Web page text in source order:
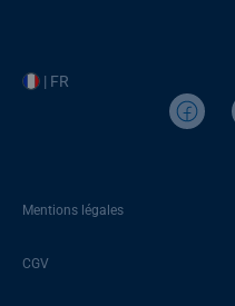
| FR
Mentions légales
CGV